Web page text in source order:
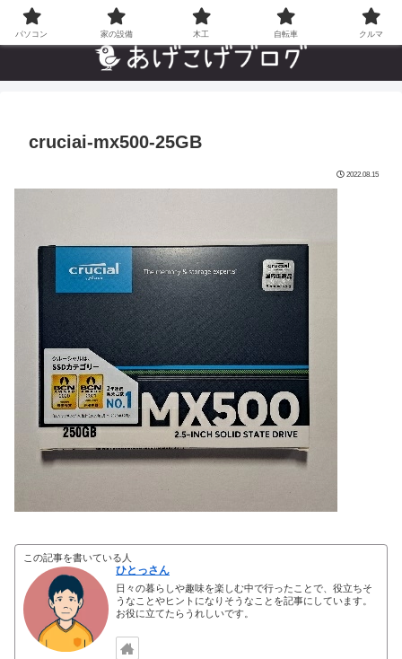
自分でやった”あんなことやこんなこと”の趣味ブログ
cruciai-mx500-25GB
2022.08.15
この記事を書いている人
ひとっさん
日々の暮らしや趣味を楽しむ中で行ったことで、役立ちそ
うなことやヒントになりそうなことを記事にしています。
お役に立てたらうれしいです。
パソコン 家の設備 木工 自転車 クルマ